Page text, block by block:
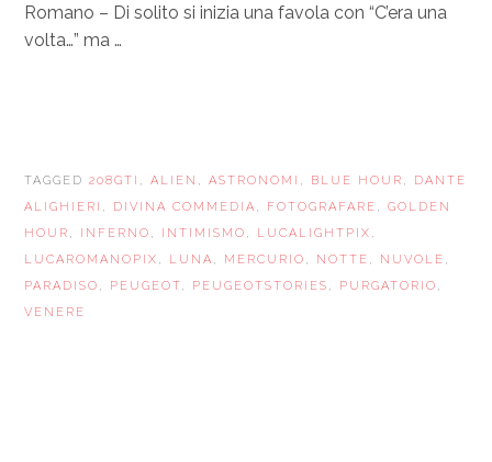
Romano – Di solito si inizia una favola con “C’era una
volta…” ma …
TAGGED208GTI ,ALIEN ,ASTRONOMI , BLUE HOUR , DANTE
ALIGHIERI , DIVINA COMMEDIA , FOTOGRAFARE ,GOLDEN
HOUR , INFERNO , INTIMISMO , LUCALIGHTPIX ,
LUCAROMANOPIX , LUNA , MERCURIO , NOTTE , NUVOLE ,
PARADISO , PEUGEOT, PEUGEOTSTORIES , PURGATORIO ,
VENERE